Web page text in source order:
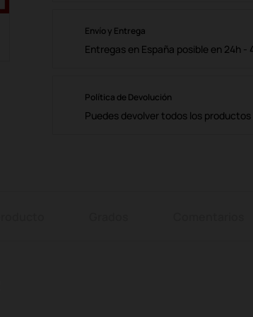
Envío y Entrega
Entregas en España posible en 24h -
Política de Devolución
Puedes devolver todos los